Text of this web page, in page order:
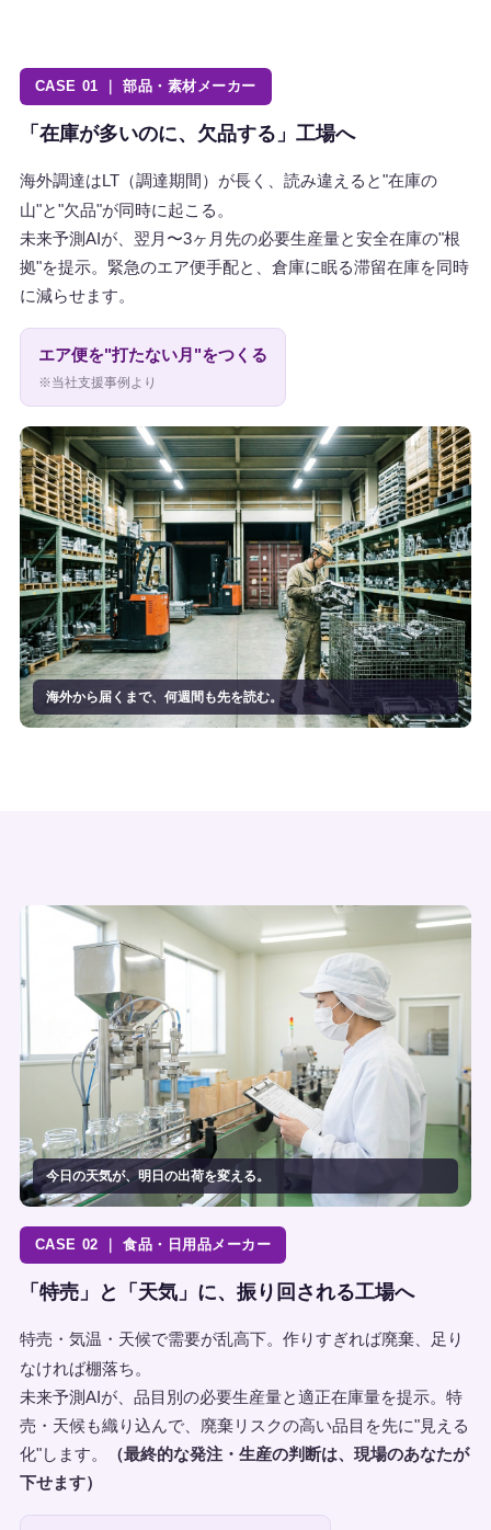
CASE 01 ｜ 部品・素材メーカー
「在庫が多いのに、欠品する」工場へ
海外調達はLT（調達期間）が長く、読み違えると"在庫の
山"と"欠品"が同時に起こる。
未来予測AIが、翌月〜3ヶ月先の必要生産量と安全在庫の"根
拠"を提示。緊急のエア便手配と、倉庫に眠る滞留在庫を同時
に減らせます。
エア便を"打たない月"をつくる
※当社支援事例より
海外から届くまで、何週間も先を読む。
今日の天気が、明日の出荷を変える。
CASE 02 ｜ 食品・日用品メーカー
「特売」と「天気」に、振り回される工場へ
特売・気温・天候で需要が乱高下。作りすぎれば廃棄、足り
なければ棚落ち。
未来予測AIが、品目別の必要生産量と適正在庫量を提示。特
売・天候も織り込んで、廃棄リスクの高い品目を先に"見える
化"します。
（最終的な発注・生産の判断は、現場のあなたが
下せます）